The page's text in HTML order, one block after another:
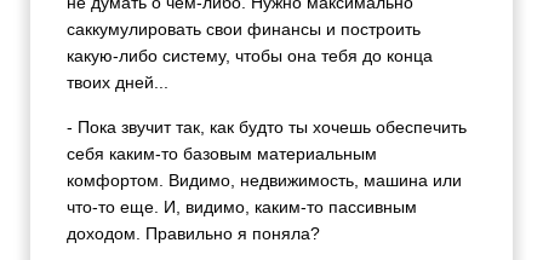
саккумулировать свои финансы и построить
какую-либо систему, чтобы она тебя до конца
твоих дней...
- Пока звучит так, как будто ты хочешь обеспечить
себя каким-то базовым материальным
комфортом. Видимо, недвижимость, машина или
что-то еще. И, видимо, каким-то пассивным
доходом. Правильно я поняла?